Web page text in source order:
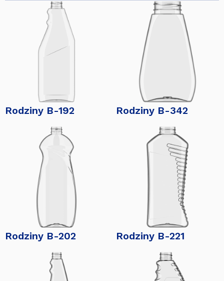
Rodziny B-192 Rodziny B-342
Rodziny B-202 Rodziny B-221